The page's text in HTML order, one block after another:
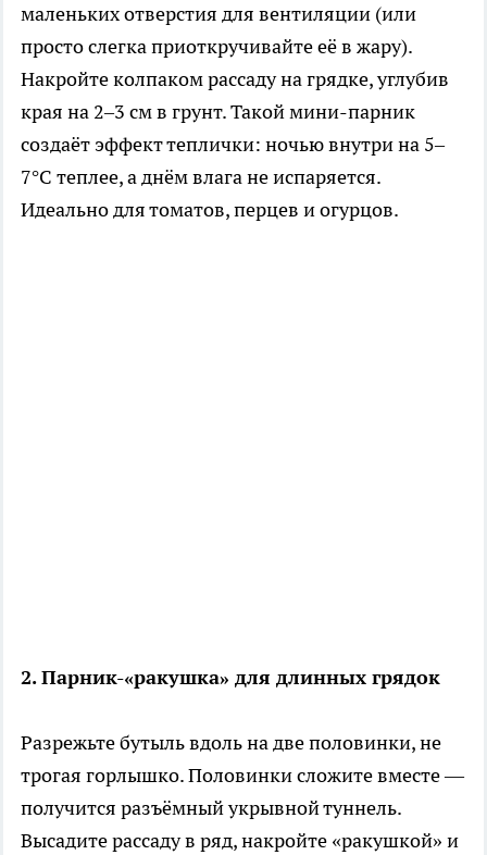
маленьких отверстия для вентиляции (или
просто слегка приоткручивайте её в жару).
Накройте колпаком рассаду на грядке, углубив
края на 2–3 см в грунт. Такой мини-парник
создаёт эффект теплички: ночью внутри на 5–
7°C теплее, а днём влага не испаряется.
Идеально для томатов, перцев и огурцов.
2. Парник-«ракушка» для длинных грядок
Разрежьте бутыль вдоль на две половинки, не
трогая горлышко. Половинки сложите вместе —
получится разъёмный укрывной туннель.
Высадите рассаду в ряд, накройте «ракушкой» и